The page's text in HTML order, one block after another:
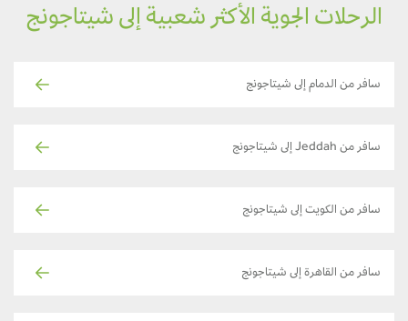
الرحلات الجوية الأكثر شعبية إلى شيتاجونج
سافر من الدمام إلى شيتاجونج
سافر من Jeddah إلى شيتاجونج
سافر من الكويت إلى شيتاجونج
سافر من القاهرة إلى شيتاجونج